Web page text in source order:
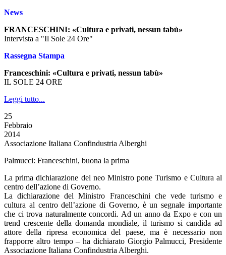
News
FRANCESCHINI: «Cultura e privati, nessun tabù»
Intervista a "Il Sole 24 Ore"
Rassegna Stampa
Franceschini: «Cultura e privati, nessun tabù»
IL SOLE 24 ORE
Leggi tutto...
25
Febbraio
2014
Associazione Italiana Confindustria Alberghi
Palmucci: Franceschini, buona la prima
La prima dichiarazione del neo Ministro pone Turismo e Cultura al
centro dell’azione di Governo.
La dichiarazione del Ministro Franceschini che vede turismo e
cultura al centro dell’azione di Governo, è un segnale importante
che ci trova naturalmente concordi. Ad un anno da Expo e con un
trend crescente della domanda mondiale, il turismo si candida ad
attore della ripresa economica del paese, ma è necessario non
frapporre altro tempo – ha dichiarato Giorgio Palmucci, Presidente
Associazione Italiana Confindustria Alberghi.